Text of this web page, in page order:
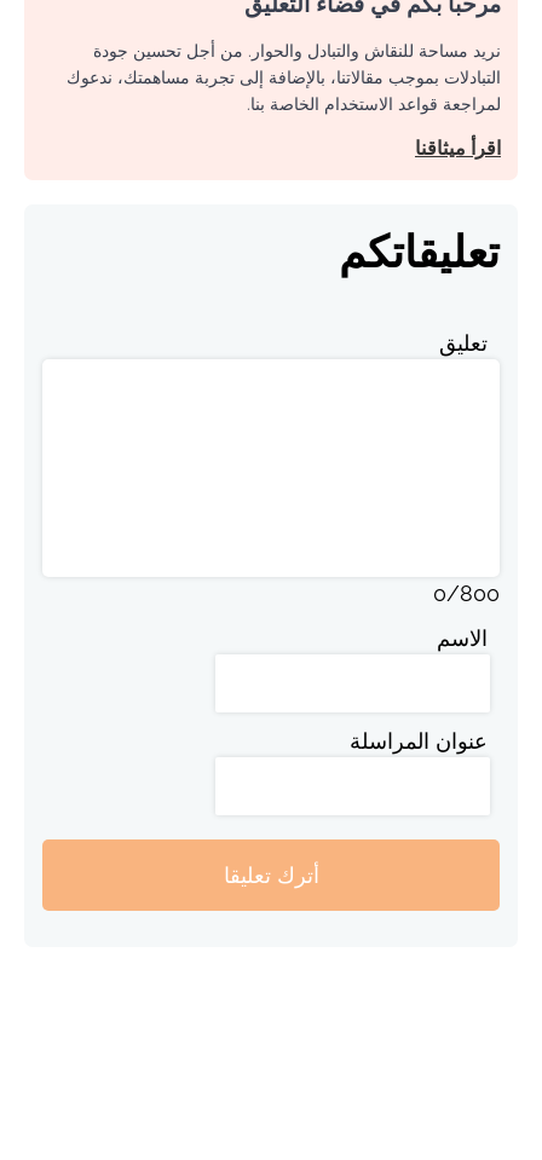
نريد مساحة للنقاش والتبادل والحوار. من أجل تحسين جودة
التبادلات بموجب مقالاتنا، بالإضافة إلى تجربة مساهمتك، ندعوك
لمراجعة قواعد الاستخدام الخاصة بنا.
اقرأ ميثاقنا
تعليقاتكم
تعليق
0/800
الاسم
عنوان المراسلة
أترك تعليقا